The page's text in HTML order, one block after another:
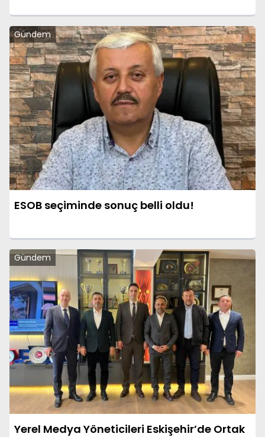
Gündem
ESOB seçiminde sonuç belli oldu!
Gündem
Yerel Medya Yöneticileri Eskişehir’de Ortak